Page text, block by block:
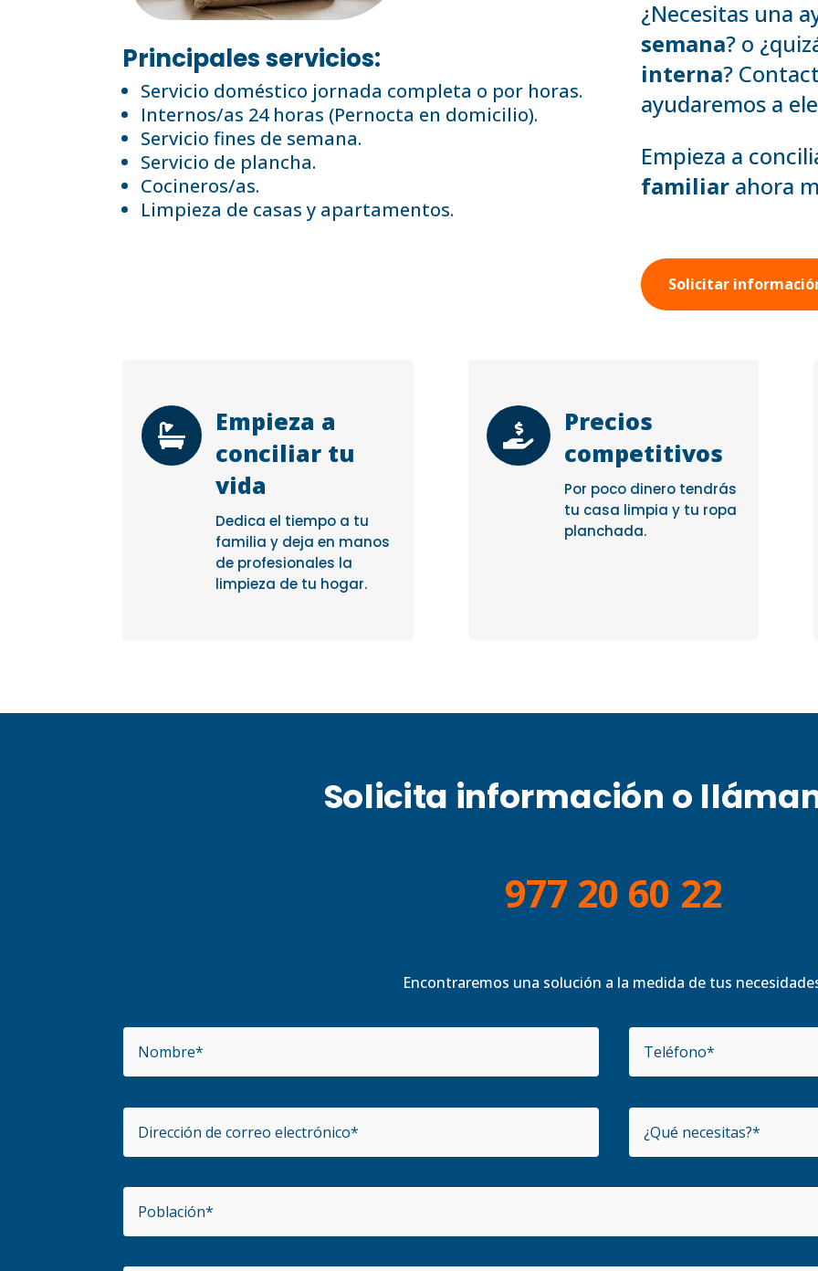
Principales servicios:
Servicio doméstico jornada completa o por horas.
Internos/as 24 horas (Pernocta en domicilio).
Servicio fines de semana.
Servicio de plancha.
Cocineros/as.
Limpieza de casas y apartamentos.
¿Necesitas una
semana? o
interna?
ayudaremos a
Empieza a
familiarahora
Solicitar

Empieza a
conciliar tu
vida
Dedica el tiempo a tu
familia y deja en manos
de profesionales la
limpieza de tu hogar.

Precios
competitivos
Por poco dinero tendrás
tu casa limpia y tu ropa
planchada.
Solicita información o
977 20 60 22
Encontraremos una solución a la medida de tus